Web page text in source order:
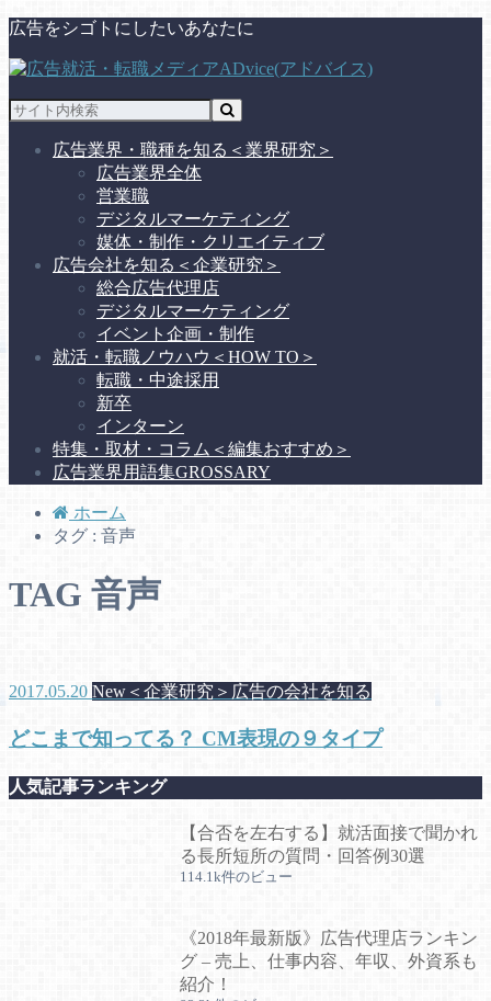
広告をシゴトにしたいあなたに
広告業界・職種を知る ＜業界研究＞
広告業界全体
営業職
デジタルマーケティング
媒体・制作・クリエイティブ
広告会社を知る ＜企業研究＞
総合広告代理店
デジタルマーケティング
イベント企画・制作
就活・転職ノウハウ ＜HOW TO＞
転職・中途採用
新卒
インターン
特集・取材・コラム ＜編集おすすめ＞
広告業界用語集GROSSARY
ホーム
タグ : 音声
TAG 音声
2017.05.20 New＜企業研究＞広告の会社を知る
どこまで知ってる？ CM表現の９タイプ
人気記事ランキング
【合否を左右する】就活面接で聞かれ
る長所短所の質問・回答例30選
114.1k件のビュー
《2018年最新版》広告代理店ランキン
グ – 売上、仕事内容、年収、外資系も
紹介！